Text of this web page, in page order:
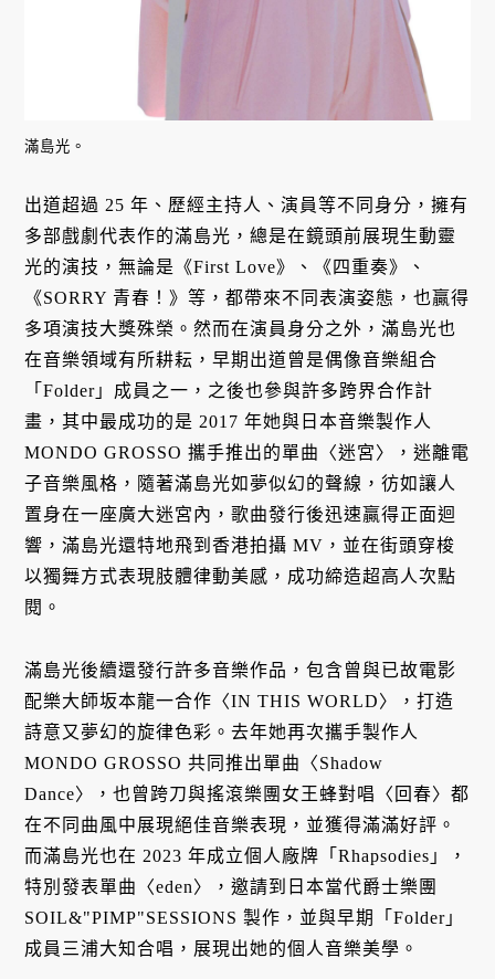
滿島光。
出道超過 25 年、歷經主持人、演員等不同身分，擁有
多部戲劇代表作的滿島光，總是在鏡頭前展現生動靈
光的演技，無論是《First Love》、《四重奏》、
《SORRY 青春！》等，都帶來不同表演姿態，也贏得
多項演技大獎殊榮。然而在演員身分之外，滿島光也
在音樂領域有所耕耘，早期出道曾是偶像音樂組合
「Folder」成員之一，之後也參與許多跨界合作計
畫，其中最成功的是 2017 年她與日本音樂製作人
MONDO GROSSO 攜手推出的單曲〈迷宮〉，迷離電
子音樂風格，隨著滿島光如夢似幻的聲線，彷如讓人
置身在一座廣大迷宮內，歌曲發行後迅速贏得正面迴
響，滿島光還特地飛到香港拍攝 MV，並在街頭穿梭
以獨舞方式表現肢體律動美感，成功締造超高人次點
閱。
滿島光後續還發行許多音樂作品，包含曾與已故電影
配樂大師坂本龍一合作〈IN THIS WORLD〉，打造
詩意又夢幻的旋律色彩。去年她再次攜手製作人
MONDO GROSSO 共同推出單曲〈Shadow
Dance〉，也曾跨刀與搖滾樂團女王蜂對唱〈回春〉都
在不同曲風中展現絕佳音樂表現，並獲得滿滿好評。
而滿島光也在 2023 年成立個人廠牌「Rhapsodies」，
特別發表單曲〈eden〉，邀請到日本當代爵士樂團
SOIL&"PIMP"SESSIONS 製作，並與早期「Folder」
成員三浦大知合唱，展現出她的個人音樂美學。